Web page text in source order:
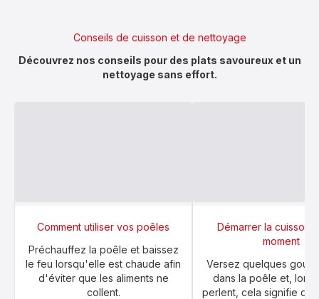
Conseils de cuisson et de nettoyage
Découvrez nos conseils pour des plats savoureux et un
nettoyage sans effort.
Comment utiliser vos poêles
Préchauffez la poêle et baissez
le feu lorsqu'elle est chaude afin
d'éviter que les aliments ne
collent.
Démarrer la cuisson
moment
Versez quelques
dans la poêle et,
perlent, cela signifie